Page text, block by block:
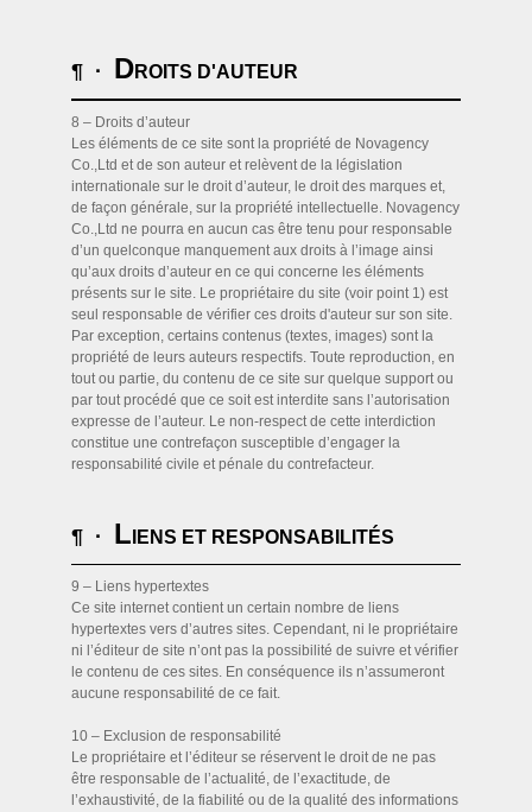
¶ · DROITS D'AUTEUR
8 – Droits d’auteur
Les éléments de ce site sont la propriété de Novagency
Co.,Ltd et de son auteur et relèvent de la législation
internationale sur le droit d’auteur, le droit des marques et,
de façon générale, sur la propriété intellectuelle. Novagency
Co.,Ltd ne pourra en aucun cas être tenu pour responsable
d’un quelconque manquement aux droits à l’image ainsi
qu’aux droits d’auteur en ce qui concerne les éléments
présents sur le site. Le propriétaire du site (voir point 1) est
seul responsable de vérifier ces droits d'auteur sur son site.
Par exception, certains contenus (textes, images) sont la
propriété de leurs auteurs respectifs. Toute reproduction, en
tout ou partie, du contenu de ce site sur quelque support ou
par tout procédé que ce soit est interdite sans l’autorisation
expresse de l’auteur. Le non-respect de cette interdiction
constitue une contrefaçon susceptible d’engager la
responsabilité civile et pénale du contrefacteur.
¶ · L IENS ET RESPONSABILITÉS
9 – Liens hypertextes
Ce site internet contient un certain nombre de liens
hypertextes vers d’autres sites. Cependant, ni le propriétaire
ni l’éditeur de site n’ont pas la possibilité de suivre et vérifier
le contenu de ces sites. En conséquence ils n’assumeront
aucune responsabilité de ce fait.
10 – Exclusion de responsabilité
Le propriétaire et l’éditeur se réservent le droit de ne pas
être responsable de l’actualité, de l’exactitude, de
l’exhaustivité, de la fiabilité ou de la qualité des informations